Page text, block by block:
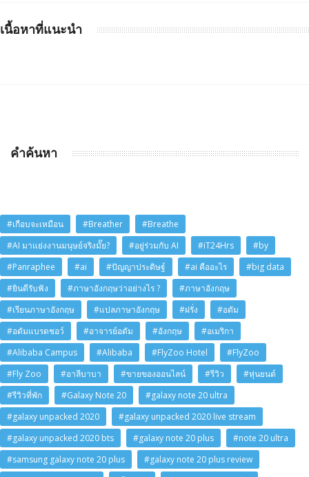
เนื้อหาที่แนะนำ
คำค้นหา
#เกือบจะเหมือน #Breather
#Breathe
#AI มาแย่งงานมนุษย์จริงมั๊ย?
#อยู่ร่วมกับ AI #iT24Hrs
#by
#Panraphee
#ai #ปัญญาประดิษฐ์ #ai คืออะไร
#big data
#ยินดีรับฟัง
#ภาษาอังกฤษว่าอย่างไร ?
#ภาษาอังกฤษ
#เรียนภาษาอังกฤษ
#แปลภาษาอังกฤษ #ฝรั่ง
#อดัม
#อดัมแบรดชอว์
#อาจารย์อดัม #อังกฤษ
#อเมริกา
#Alibaba Campus
#Alibaba #FlyZoo Hotel
#FlyZoo
#Fly Zoo
#อาลีบาบา #ขายของออนไลน์ #รีวิว
#หุ่นยนต์
#รีวิวที่พัก
#Galaxy Note 20
#galaxy note 20 ultra
#galaxy unpacked 2020
#galaxy unpacked 2020 live stream
#galaxy unpacked 2020 bts
#galaxy note 20 plus
#note 20 ultra
#samsung galaxy note 20 plus
#galaxy note 20 plus review